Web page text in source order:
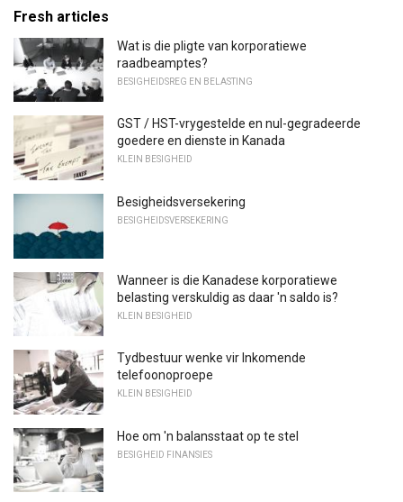
Fresh articles
Wat is die pligte van korporatiewe
raadbeamptes?
BESIGHEIDSREG EN BELASTING
GST / HST-vrygestelde en nul-gegradeerde
goedere en dienste in Kanada
KLEIN BESIGHEID
Besigheidsversekering
BESIGHEIDSVERSEKERING
Wanneer is die Kanadese korporatiewe
belasting verskuldig as daar 'n saldo is?
KLEIN BESIGHEID
Tydbestuur wenke vir Inkomende
telefoonoproepe
KLEIN BESIGHEID
Hoe om 'n balansstaat op te stel
BESIGHEID FINANSIES